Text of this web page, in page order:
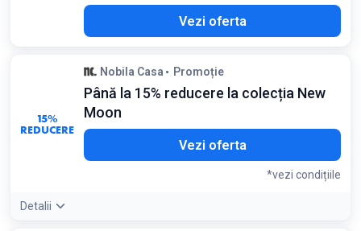
Vezi oferta
15%
REDUCERE
Nobila Casa Promoție
Până la 15% reducere la colecția New
Moon
Vezi oferta
*vezi condițiile
Detalii